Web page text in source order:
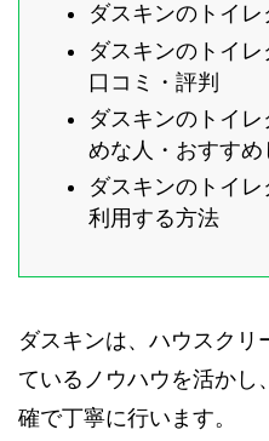
ダスキンのトイ
ダスキンのトイ
口コミ・評判
ダスキンのトイ
めな人・おすすめ
ダスキンのトイ
利用する方法
ダスキンは、ハウスクリ
ているノウハウを活かし
確で丁寧に行います。